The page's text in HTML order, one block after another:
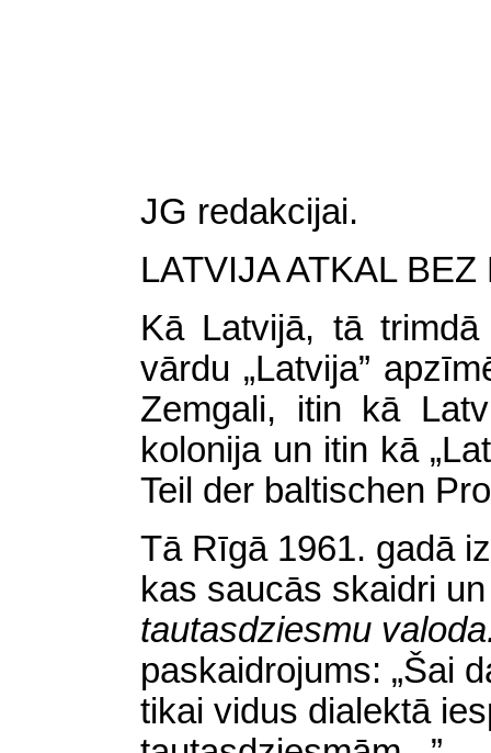
JG redakcijai.
LATVIJA ATKALBEZ
Kā Latvijā, tā
vārdu „Latvija”
Zemgali, itin kā
kolonija un itin kā
Teil der baltischen
Tā Rīgā 1961. gadā
kas saucās skaidri
tautasdziesmu
paskaidrojums: „Šai
tikai vidus dialektā